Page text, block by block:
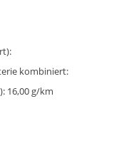
kombiniert:
16,00 g/km